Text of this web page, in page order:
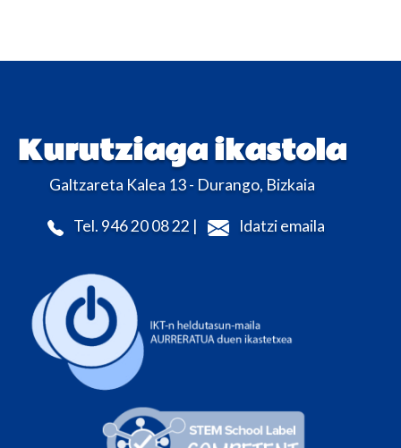
Kurutziaga ikastola
Galtzareta Kalea 13 - Durango, Bizkaia
Tel. 946 20 08 22 | Idatzi emaila